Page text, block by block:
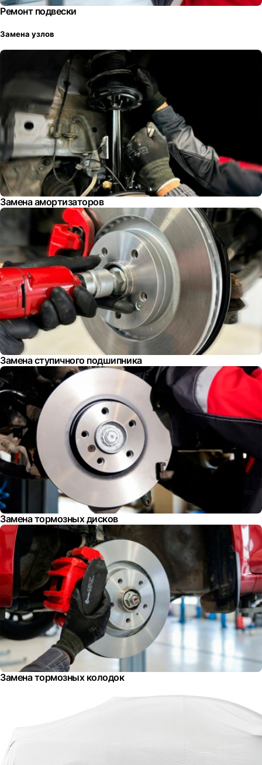
Ремонт подвески
Замена узлов
Замена амортизаторов
Замена ступичного подшипника
Замена тормозных дисков
Замена тормозных колодок